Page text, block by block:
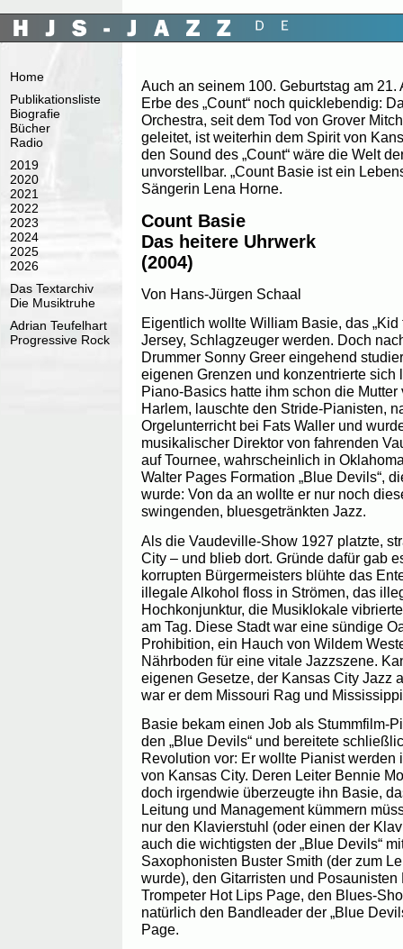
Home
Publikationsliste
Biografie
Bücher
Radio
2019
2020
2021
2022
2023
2024
2025
2026
Das Textarchiv
Die Musiktruhe
Adrian Teufelhart
Progressive Rock
Auch an seinem 100. Geburtstag am 21.
Erbe des „Count“ noch quicklebendig:
Orchestra, seit dem Tod von Grover
geleitet, ist weiterhin dem Spirit von
den Sound des „Count“ wäre die Welt
unvorstellbar. „Count Basie ist ein
Sängerin Lena Horne.
Count Basie
Das heitere Uhrwerk
(2004)
Von Hans-Jürgen Schaal
Eigentlich wollte William Basie, das
Jersey, Schlagzeuger werden. Doch
Drummer Sonny Greer eingehend
eigenen Grenzen und konzentrierte sich
Piano-Basics hatte ihm schon die
Harlem, lauschte den Stride-Pianisten,
Orgelunterricht bei Fats Waller und
musikalischer Direktor von fahrenden
auf Tournee, wahrscheinlich in
Walter Pages Formation „Blue Devils“,
wurde: Von da an wollte er nur noch
swingenden, bluesgetränkten Jazz.
Als die Vaudeville-Show 1927 platzte,
City – und blieb dort. Gründe dafür gab
korrupten Bürgermeisters blühte das
illegale Alkohol floss in Strömen, das
Hochkonjunktur, die Musiklokale
am Tag. Diese Stadt war eine sündige
Prohibition, ein Hauch von Wildem
Nährboden für eine vitale Jazzszene.
eigenen Gesetze, der Kansas City Jazz
war er dem Missouri Rag und
Basie bekam einen Job als Stummfilm-
den „Blue Devils“ und bereitete
Revolution vor: Er wollte Pianist werden
von Kansas City. Deren Leiter Bennie
doch irgendwie überzeugte ihn Basie,
Leitung und Management kümmern
nur den Klavierstuhl (oder einen der
auch die wichtigsten der „Blue Devils“
Saxophonisten Buster Smith (der zum
wurde), den Gitarristen und
Trompeter Hot Lips Page, den Blues-
natürlich den Bandleader der „Blue
Page.